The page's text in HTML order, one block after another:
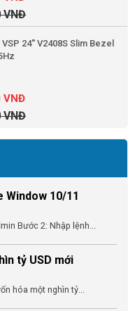
VNĐ
24'' V2408S Slim Bezel
VNĐ
VNĐ
Window 10/11
Bước 2: Nhập lệnh...
tỷ USD mới
hóa một nghìn tỷ...